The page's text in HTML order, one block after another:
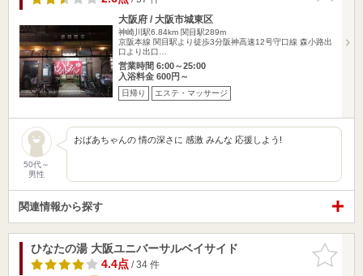
大阪府 / 大阪市城東区
神崎川駅6.84km 関目駅289m
京阪本線 関目駅より徒歩3分阪神高速12号守口線 森小路出
口より出口…
営業時間 6:00～25:00
入浴料金 600円～
日帰り エステ・マッサージ
50代～
男性
おばあちゃんの 情の深さに 感激 みんな 応援しよう!
関連情報から探す
お気に入
りに追加
ひなたの湯 大阪ユニバーサルベイサイド
4.4点/ 34 件